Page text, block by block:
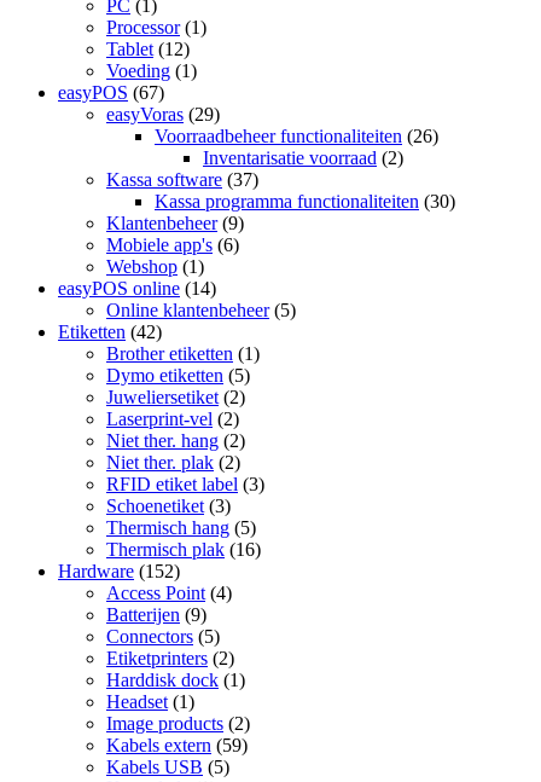
PC (1)
Processor (1)
Tablet (12)
Voeding (1)
easyPOS (67)
easyVoras (29)
Voorraadbeheer functionaliteiten (26)
Inventarisatie voorraad (2)
Kassa software (37)
Kassa programma functionaliteiten (30)
Klantenbeheer (9)
Mobiele app's (6)
Webshop (1)
easyPOS online (14)
Online klantenbeheer (5)
Etiketten (42)
Brother etiketten (1)
Dymo etiketten (5)
Juweliersetiket (2)
Laserprint-vel (2)
Niet ther. hang (2)
Niet ther. plak (2)
RFID etiket label (3)
Schoenetiket (3)
Thermisch hang (5)
Thermisch plak (16)
Hardware (152)
Access Point (4)
Batterijen (9)
Connectors (5)
Etiketprinters (2)
Harddisk dock (1)
Headset (1)
Image products (2)
Kabels extern (59)
Kabels USB (5)